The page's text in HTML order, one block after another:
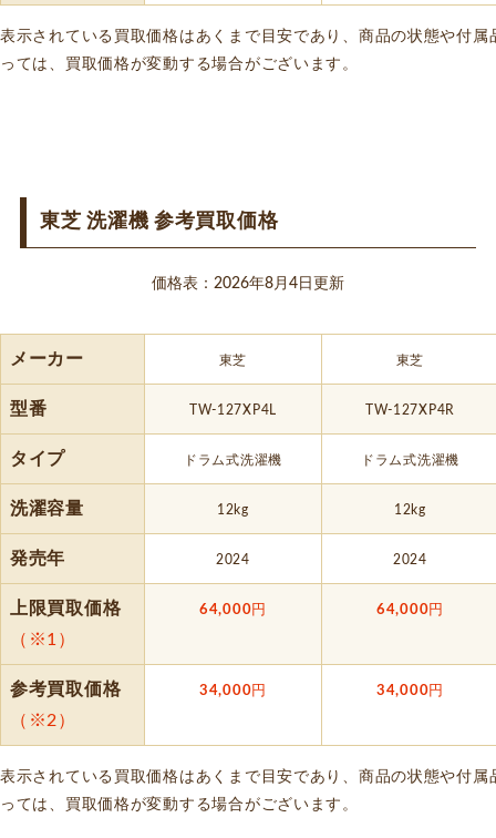
表示されている買取価格はあくまで目安であり、商品の状態や付属
っては、買取価格が変動する場合がございます。
東芝 洗濯機 参考買取価格
価格表：2026年8月4日更新
メーカー 東芝 東芝
型番 TW-127XP4L TW-127XP4R
タイプ ドラム式洗濯機 ドラム式洗濯機
洗濯容量 12kg 12kg
発売年 2024 2024
上限買取価格
（※1）
64,000円 64,000円
参考買取価格
（※2）
34,000円 34,000円
表示されている買取価格はあくまで目安であり、商品の状態や付属
っては、買取価格が変動する場合がございます。